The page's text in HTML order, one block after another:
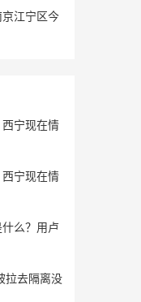
江宁区今
宁现在情
宁现在情
么？用卢
拉去隔离没